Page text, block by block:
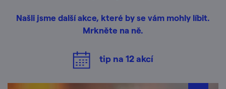
Našli jsme další akce, které by se vám mohly líbit.
Mrkněte na ně.
tip na 12akcí